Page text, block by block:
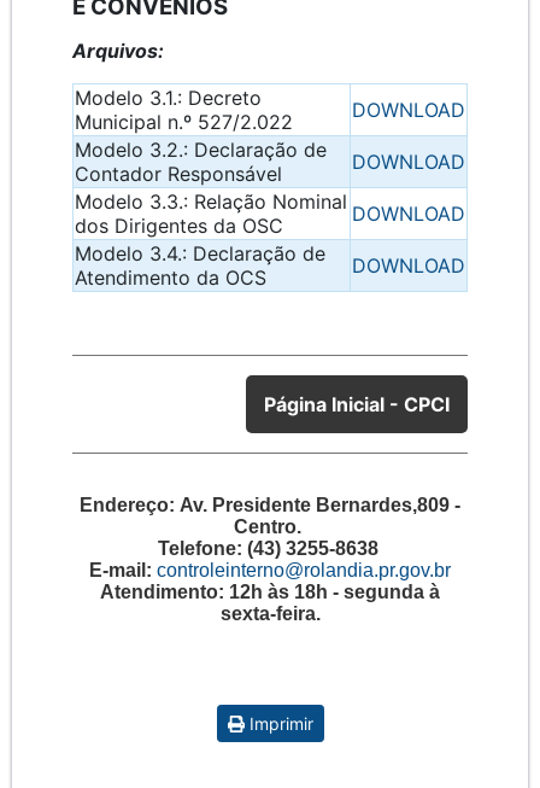
E CONVÊNIOS
Arquivos:
Modelo 3.1.: Decreto
Municipal n.º 527/2.022
DOWNLOAD
Modelo 3.2.: Declaração de
Contador Responsável
DOWNLOAD
Modelo 3.3.: Relação Nominal
dos Dirigentes da OSC
DOWNLOAD
Modelo 3.4.: Declaração de
Atendimento da OCS
DOWNLOAD
Página Inicial - CPCI
Endereço: Av. Presidente Bernardes,809 -
Centro.
Telefone: (43) 3255-8638
E-mail: controleinterno@rolandia.pr.gov.br
Atendimento: 12h às 18h - segunda à
sexta-feira.
Imprimir